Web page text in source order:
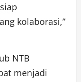
kolaborasi,”
NTB
menjadi